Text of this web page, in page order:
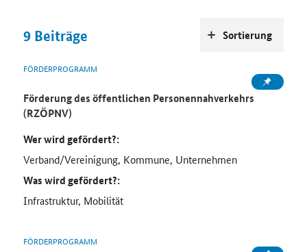
9 Beiträge
FÖRDERPROGRAMM
Förderung des öffentlichen Personennahverkehrs
(RZÖPNV)
Wer wird gefördert?:
Verband/Vereinigung, Kommune, Unternehmen
Was wird gefördert?:
Infrastruktur, Mobilität
FÖRDERPROGRAMM
Sortierung